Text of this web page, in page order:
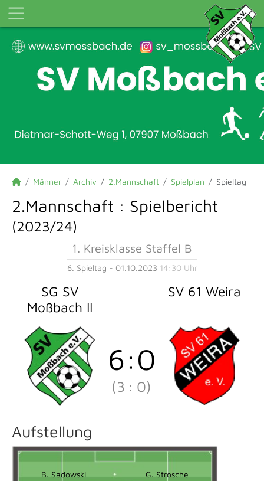
Männer Archiv 2.Mannschaft Spielplan Spieltag
2.Mannschaft : Spielbericht
(2023/24)
1. Kreisklasse Staffel B
6. Spieltag - 01.10.2023 14:30 Uhr
SG SV
Moßbach II
SV 61 Weira
6:0
(3 : 0)
Aufstellung
B. Sadowski
G. Strosche